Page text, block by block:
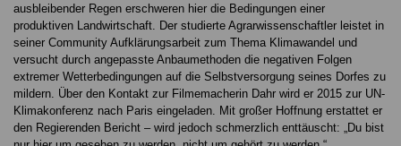
ausbleibender Regen erschweren hier die Bedingungen einer
produktiven Landwirtschaft. Der studierte Agrarwissenschaftler leistet in
seiner Community Aufklärungsarbeit zum Thema Klimawandel und
versucht durch angepasste Anbaumethoden die negativen Folgen
extremer Wetterbedingungen auf die Selbstversorgung seines Dorfes zu
mildern. Über den Kontakt zur Filmemacherin Dahr wird er 2015 zur UN-
Klimakonferenz nach Paris eingeladen. Mit großer Hoffnung erstattet er
den Regierenden Bericht – wird jedoch schmerzlich enttäuscht: „Du bist